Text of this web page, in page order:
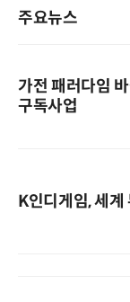
주요뉴스
가전 패러다임
구독사업
K인디게임, 세계